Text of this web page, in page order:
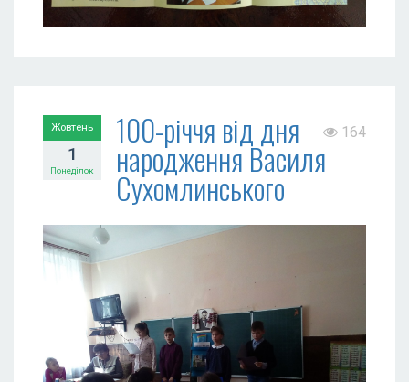
Жовтень
1
Понеділок
100-річчя від дня
народження Василя
Сухомлинського
164